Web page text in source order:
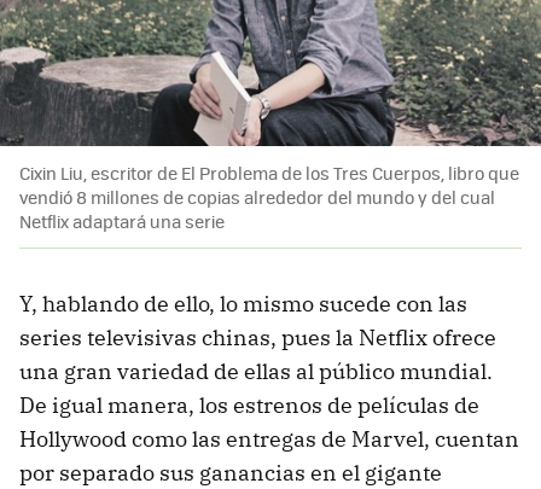
Cixin Liu, escritor de El Problema de los Tres Cuerpos, libro que
vendió 8 millones de copias alrededor del mundo y del cual
Netflix adaptará una serie
Y, hablando de ello, lo mismo sucede con las
series televisivas chinas, pues la Netflix ofrece
una gran variedad de ellas al público mundial.
De igual manera, los estrenos de películas de
Hollywood como las entregas de Marvel, cuentan
por separado sus ganancias en el gigante